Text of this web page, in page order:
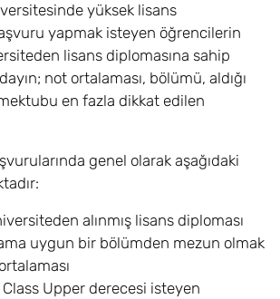
£17.600
8,10 Eylül £17.600
8,10 Eylül £17.600
yüksek lisans
yapmak isteyen öğrencilerin
lisans diplomasına sahip
not ortalaması, bölümü, aldığı
en fazla dikkat edilen
genel olarak aşağıdaki
alınmış lisans diploması
uygun bir bölümden mezun olmak
Upper derecesi isteyen